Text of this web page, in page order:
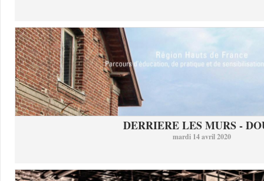
DERRIERE LES MURS -
mardi 14 avril 2020